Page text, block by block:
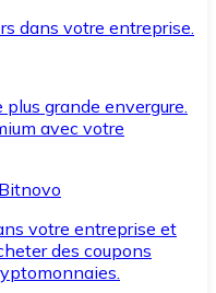
dans votre entreprise.
grande envergure.
avec votre
votre entreprise et
des coupons